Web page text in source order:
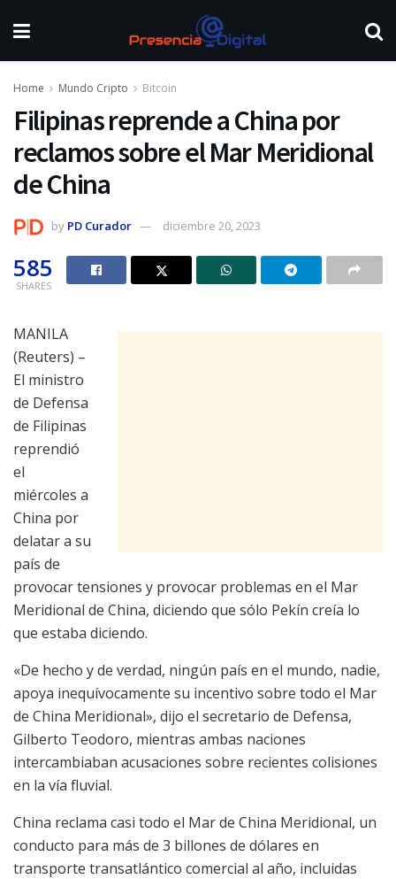
Home Mundo Cripto Bitcoin
Filipinas reprende a China por
reclamos sobre el Mar Meridional
de China
by PD Curador diciembre 20, 2023
585
SHARES
MANILA
(Reuters) –
El ministro
de Defensa
de Filipinas
reprendió
el
miércoles a
China por
delatar a su
país de
provocar tensiones y provocar problemas en el Mar
Meridional de China, diciendo que sólo Pekín creía lo
que estaba diciendo.
«De hecho y de verdad, ningún país en el mundo, nadie,
apoya inequívocamente su incentivo sobre todo el Mar
de China Meridional», dijo el secretario de Defensa,
Gilberto Teodoro, mientras ambas naciones
intercambiaban acusaciones sobre recientes colisiones
en la vía fluvial.
China reclama casi todo el Mar de China Meridional, un
conducto para más de 3 billones de dólares en
transporte transatlántico comercial al año, incluidas